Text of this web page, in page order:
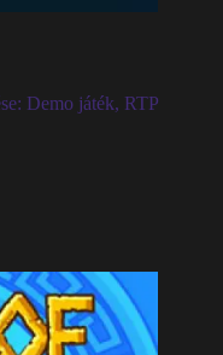
Demo játék, RTP